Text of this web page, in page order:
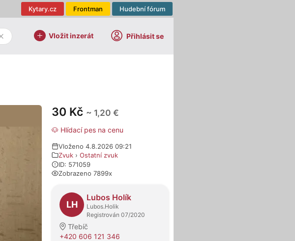
Hudební fórum
Frontman
Kytary.cz
Vložit inzerát Přihlásit se
30 Kč ~ 1,20 €
🐶 Hlídací pes na cenu
Vloženo 4.8.2026 09:21
Zvuk › Ostatní zvuk
ID: 571059
Zobrazeno 7899x
O prodejci
LH
Lubos Holík
Lubos.Holik
Registrován 07/2020
Třebíč
+420 606 121 346